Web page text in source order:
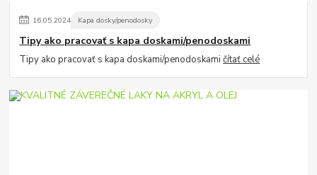
16.05.2024 Kapa dosky/penodosky
Tipy ako pracovať s kapa doskami/penodoskami
Tipy ako pracovať s kapa doskami/penodoskamičítať celé